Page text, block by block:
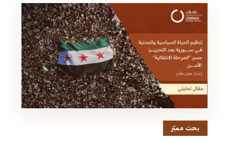
بحث مميّز